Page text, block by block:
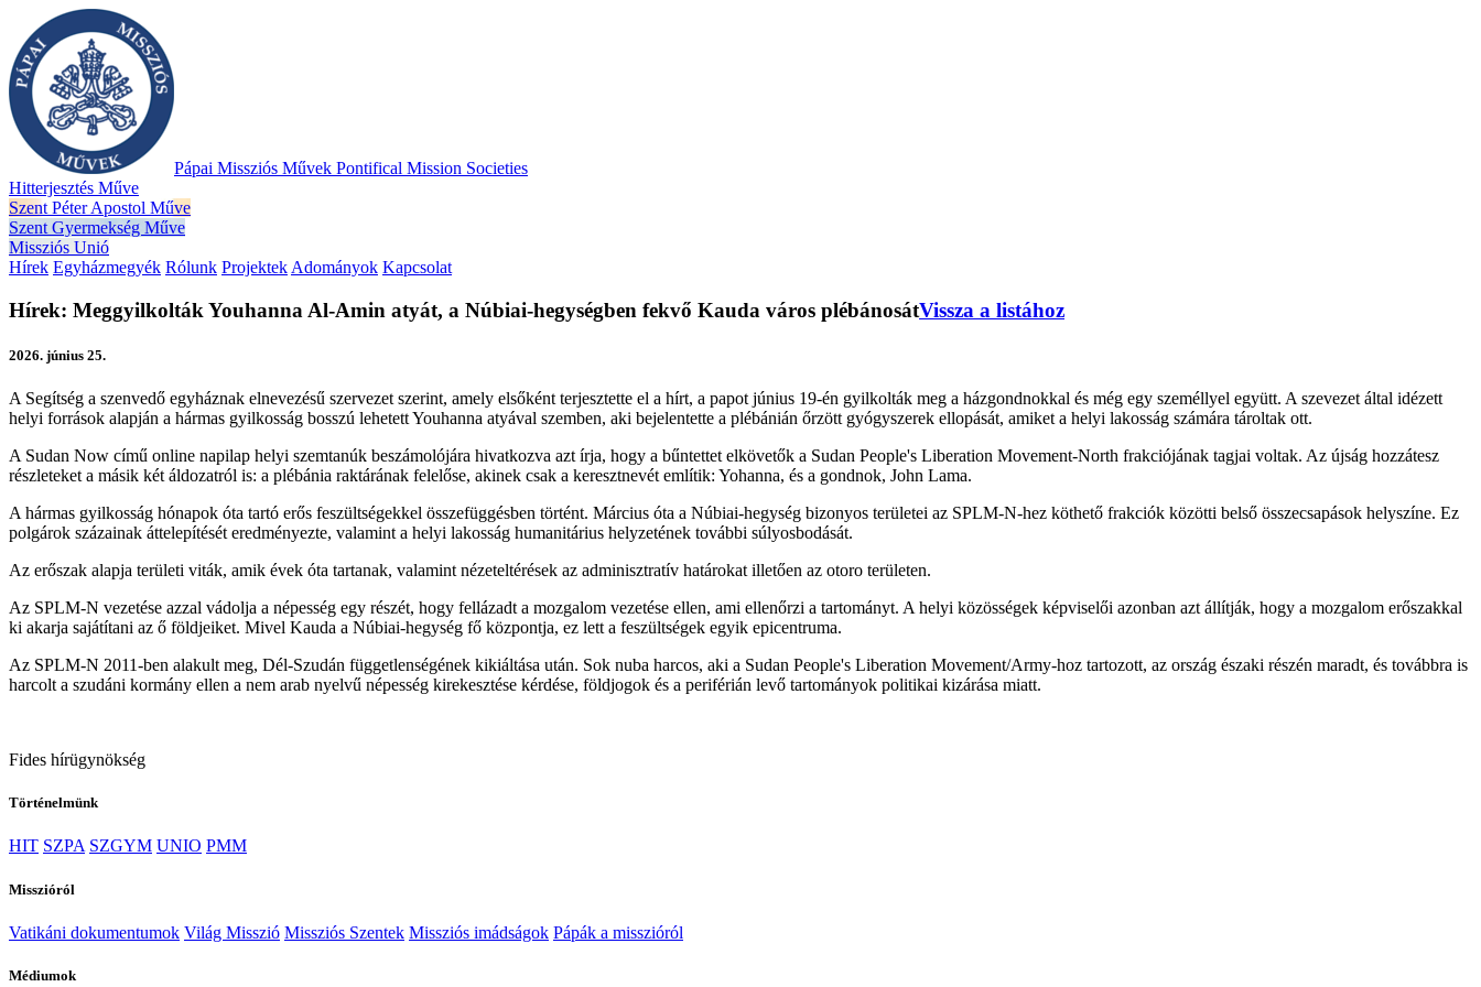
Pápai Missziós Művek Pontifical Mission Societies
Hitterjesztés Műve
Szent Péter Apostol Műve
Szent Gyermekség Műve
Missziós Unió
Hírek Egyházmegyék Rólunk Projektek Adományok Kapcsolat
Hírek: Meggyilkolták Youhanna Al-Amin atyát, a Núbiai-hegységben fekvő Kauda város plébánosátVissza a listához
2026. június 25.
A Segítség a szenvedő egyháznak elnevezésű szervezet szerint, amely elsőként terjesztette el a hírt, a papot június 19-én gyilkolták meg a házgondnokkal és még egy személlyel együtt. A szevezet által idézett
helyi források alapján a hármas gyilkosság bosszú lehetett Youhanna atyával szemben, aki bejelentette a plébánián őrzött gyógyszerek ellopását, amiket a helyi lakosság számára tároltak ott.
A Sudan Now című online napilap helyi szemtanúk beszámolójára hivatkozva azt írja, hogy a bűntettet elkövetők a Sudan People's Liberation Movement-North frakciójának tagjai voltak. Az újság hozzátesz
részleteket a másik két áldozatról is: a plébánia raktárának felelőse, akinek csak a keresztnevét említik: Yohanna, és a gondnok, John Lama.
A hármas gyilkosság hónapok óta tartó erős feszültségekkel összefüggésben történt. Március óta a Núbiai-hegység bizonyos területei az SPLM-N-hez köthető frakciók közötti belső összecsapások helyszíne. Ez
polgárok százainak áttelepítését eredményezte, valamint a helyi lakosság humanitárius helyzetének további súlyosbodását.
Az erőszak alapja területi viták, amik évek óta tartanak, valamint nézeteltérések az adminisztratív határokat illetően az otoro területen.
Az SPLM-N vezetése azzal vádolja a népesség egy részét, hogy fellázadt a mozgalom vezetése ellen, ami ellenőrzi a tartományt. A helyi közösségek képviselői azonban azt állítják, hogy a mozgalom erőszakkal
ki akarja sajátítani az ő földjeiket. Mivel Kauda a Núbiai-hegység fő központja, ez lett a feszültségek egyik epicentruma.
Az SPLM-N 2011-ben alakult meg, Dél-Szudán függetlenségének kikiáltása után. Sok nuba harcos, aki a Sudan People's Liberation Movement/Army-hoz tartozott, az ország északi részén maradt, és továbbra is
harcolt a szudáni kormány ellen a nem arab nyelvű népesség kirekesztése kérdése, földjogok és a periférián levő tartományok politikai kizárása miatt.
Fides hírügynökség
Történelmünk
HIT SZPA SZGYM UNIO PMM
Misszióról
Vatikáni dokumentumok Világ Misszió Missziós Szentek Missziós imádságok Pápák a misszióról
Médiumok